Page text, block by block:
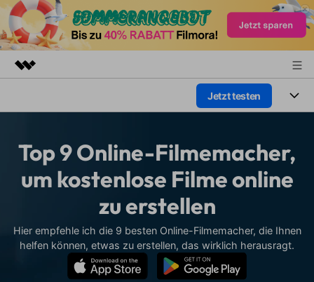
Dienstprogramme
Überblick
Lösungen
Über uns
Shop
Jetzt testen
Plattformen
Funktionen
Audio
Text
Soziale Medien
Marketing & Business
Ressourcen
Hilfe-Center
Top 9 Online-Filmemacher,
um kostenlose Filme online
zu erstellen
Hier empfehle ich die 9 besten Online-Filmemacher, die Ihnen
helfen können, etwas zu erstellen, das wirklich herausragt.